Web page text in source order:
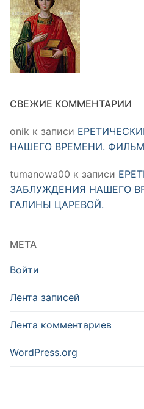
СВЕЖИЕ КОММЕНТАРИИ
onik к записи
НАШЕГО ВРЕМЕНИ.
tumanowa00 к записи
ЗАБЛУЖДЕНИЯ НАШЕГО
ГАЛИНЫ ЦАРЕВОЙ.
МЕТА
Войти
Лента записей
Лента комментариев
WordPress.org